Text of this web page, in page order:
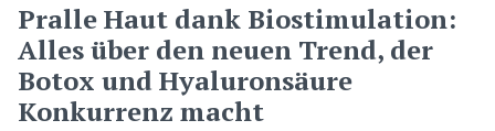
Pralle Haut dank Biostimulation:
Alles über den neuen Trend, der
Botox und Hyaluronsäure
Konkurrenz macht